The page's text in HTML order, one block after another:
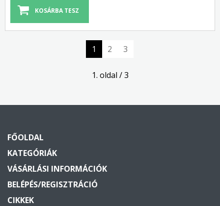
1 2 3
1. oldal / 3
FŐOLDAL
KATEGÓRIÁK
VÁSÁRLÁSI INFORMÁCIÓK
BELÉPÉS/REGISZTRÁCIÓ
CIKKEK